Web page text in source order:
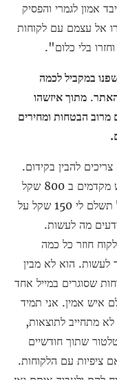
אמון לגמרי והפסיק
אל עצמם עם לקוחות
במקביל לכמה
. מתוך איזשהו
הבטחות ומחירים
להבין בקידום.
מאחר וזה תחום שאין טווח מחירים קבוע יש מקדמים ב 800 שקל
ויש מקדמים ב 5000 שקל ויש מקדמים של תשלם לי 150 שקל על
מה לעשות.
חוזר כל כמה
לעשות. הוא לא מבין
שסוגרים במייל אחד
איש אמין. אני תמיד
מתחייב לתוצאות,
שתוך חודשיים
ציפיות עם הלקוחות.